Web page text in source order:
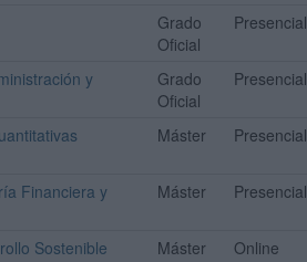
Grado
Oficial
Presencial
y
Grado
Oficial
Presencial
Máster Presencial
Financiera y
Máster Presencial
Sostenible
Máster Online